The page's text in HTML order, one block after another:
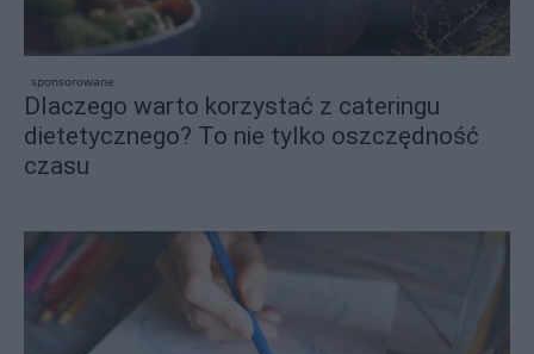
sponsorowane
Dlaczego warto korzystać z cateringu
dietetycznego? To nie tylko oszczędność
czasu